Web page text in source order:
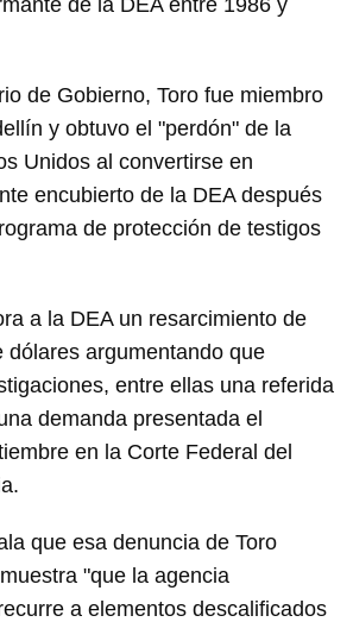
de la DEA entre 1986 y
de Gobierno, Toro fue miembro
y obtuvo el "perdón" de la
Unidos al convertirse en
encubierto de la DEA después
de protección de testigos
a la DEA un resarcimiento de
dólares argumentando que
entre ellas una referida
demanda presentada el
en la Corte Federal del
que esa denuncia de Toro
"que la agencia
a elementos descalificados